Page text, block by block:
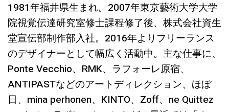
1981年福井県生まれ。2007年東京藝術大学大学
院視覚伝達研究室修士課程修了後、株式会社資生
堂宣伝部制作部入社。2016年よりフリーランス
のデザイナーとして幅広く活動中。主な仕事に、
Ponte Vecchio、RMK、ラフォーレ原宿、
ANTIPASTなどのアートディレクション、ほぼ
日、mina perhonen、KINTO、Zoff、ne Quittez